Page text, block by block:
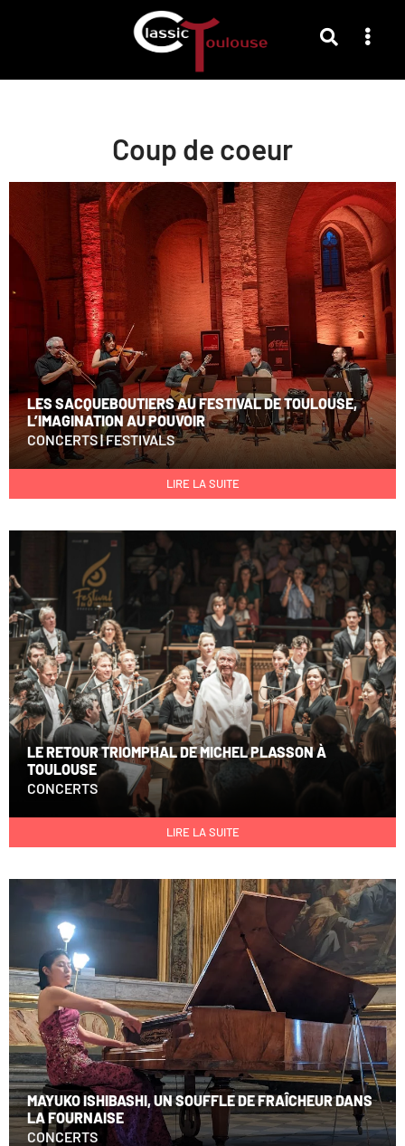
Coup de coeur
LES SACQUEBOUTIERS AU FESTIVAL DE TOULOUSE,
L’IMAGINATION AU POUVOIR
CONCERTS|FESTIVALS
LIRE LA SUITE
LE RETOUR TRIOMPHAL DE MICHEL PLASSON À
TOULOUSE
CONCERTS
LIRE LA SUITE
MAYUKO ISHIBASHI, UN SOUFFLE DE FRAÎCHEUR DANS
LA FOURNAISE
CONCERTS